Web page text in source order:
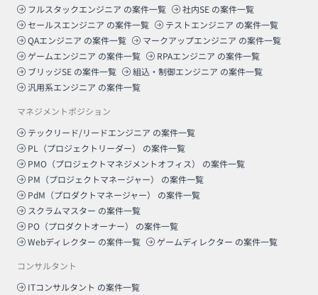
フルスタックエンジニア の案件一覧 社内SE の案件一覧
セールスエンジニア の案件一覧 テストエンジニア の案件一覧
QAエンジニア の案件一覧 マークアップエンジニア の案件一覧
ゲームエンジニア の案件一覧 RPAエンジニア の案件一覧
ブリッジSE の案件一覧 組込・制御エンジニア の案件一覧
汎用系エンジニア の案件一覧
マネジメントポジション
テックリード/リードエンジニア の案件一覧
PL（プロジェクトリーダー）
の案件一覧
PMO（プロジェクトマネジメントオフィス）
の案件一覧
PM（プロジェクトマネージャー）
の案件一覧
PdM（プロダクトマネージャー）
の案件一覧
スクラムマスター の案件一覧
PO（プロダクトオーナー）
の案件一覧
Webディレクター の案件一覧 ゲームディレクター の案件一覧
コンサルタント
ITコンサルタント の案件一覧